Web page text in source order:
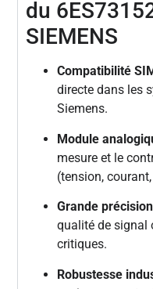
du
SIEMENS
Compatibilité
directe dans les
Siemens.
Module
mesure et le
(tension,
Grande
qualité de signal
critiques.
Robustesse